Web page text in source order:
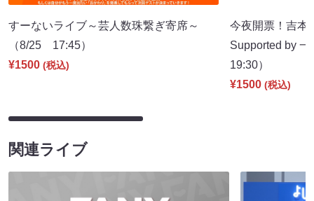
すーないライブ～芸人数珠繋ぎ寄席～
（8/25 17:45）
¥1500 (税込)
今夜開票！吉本
Supported by
19:30）
¥1500 (税込)
関連ライブ